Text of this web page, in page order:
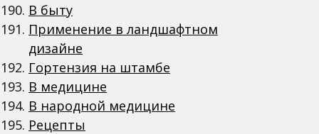
В быту
Применение в ландшафтном
дизайне
Гортензия на штамбе
В медицине
В народной медицине
Рецепты